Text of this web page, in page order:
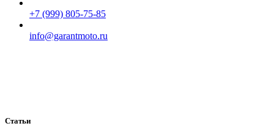
+7 (999) 805-75-85
info@garantmoto.ru
Статьи